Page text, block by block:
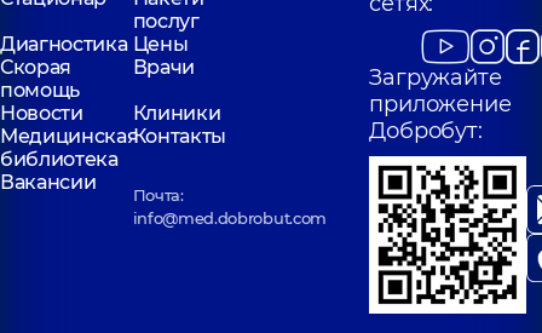
послуг
Диагностика Цены
Скорая
помощь
Врачи
Новости
Клиники
Медицинская
библиотека
Контакты
Вакансии
Почта:
info@med.dobrobut.com
Загружайте
приложение
Добробут: